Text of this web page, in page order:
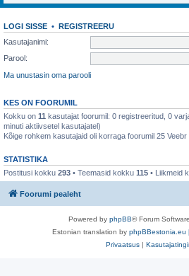
LOGI SISSE • REGISTREERU
Kasutajanimi:
Parool:
Ma unustasin oma parooli
KES ON FOORUMIL
Kokku on 11 kasutajat foorumil: 0 registreeritud, 0
minuti aktiivsetel kasutajatel)
Kõige rohkem kasutajaid oli korraga foorumil 25
STATISTIKA
Postitusi kokku 293 • Teemasid kokku 115 • Liikmeid
Foorumi pealeht
Powered by phpBB® Forum
Estonian translation by phpBBestonia.eu
Privaatsus |